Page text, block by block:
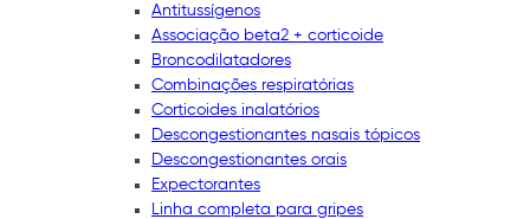
Antitussígenos
Associação beta2 + corticoide
Broncodilatadores
Combinações respiratórias
Corticoides inalatórios
Descongestionantes nasais tópicos
Descongestionantes orais
Expectorantes
Linha completa para gripes